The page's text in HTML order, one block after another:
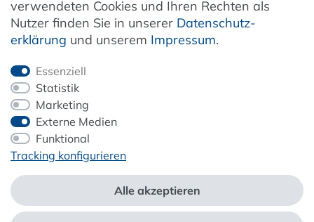
Newsletter
Jetzt anmelden
ZAHLUNG & VERSAND
verwendeten Cookies und Ihren Rechten als
Nutzer finden Sie in unserer Daten­schutz­
erklärung und unserem Impressum.
Essenziell
Statistik
Marketing
Externe Medien
Funktional
Tracking konfigurieren
Alle akzeptieren